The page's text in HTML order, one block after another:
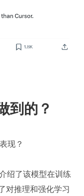
到的？
现？
绍了该模型在训练
对推理和强化学习